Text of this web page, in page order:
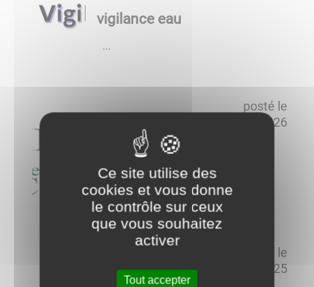
vigilance eau
​​​​​​​ ​​​​​​​​​​​​​​ ...
posté le
26/05/2026
Horaires d'été de la
déchèterie
...
posté le
01/04/2025
Ce site utilise des
cookies et vous donne
le contrôle sur ceux
que vous souhaitez
activer
Tout accepter